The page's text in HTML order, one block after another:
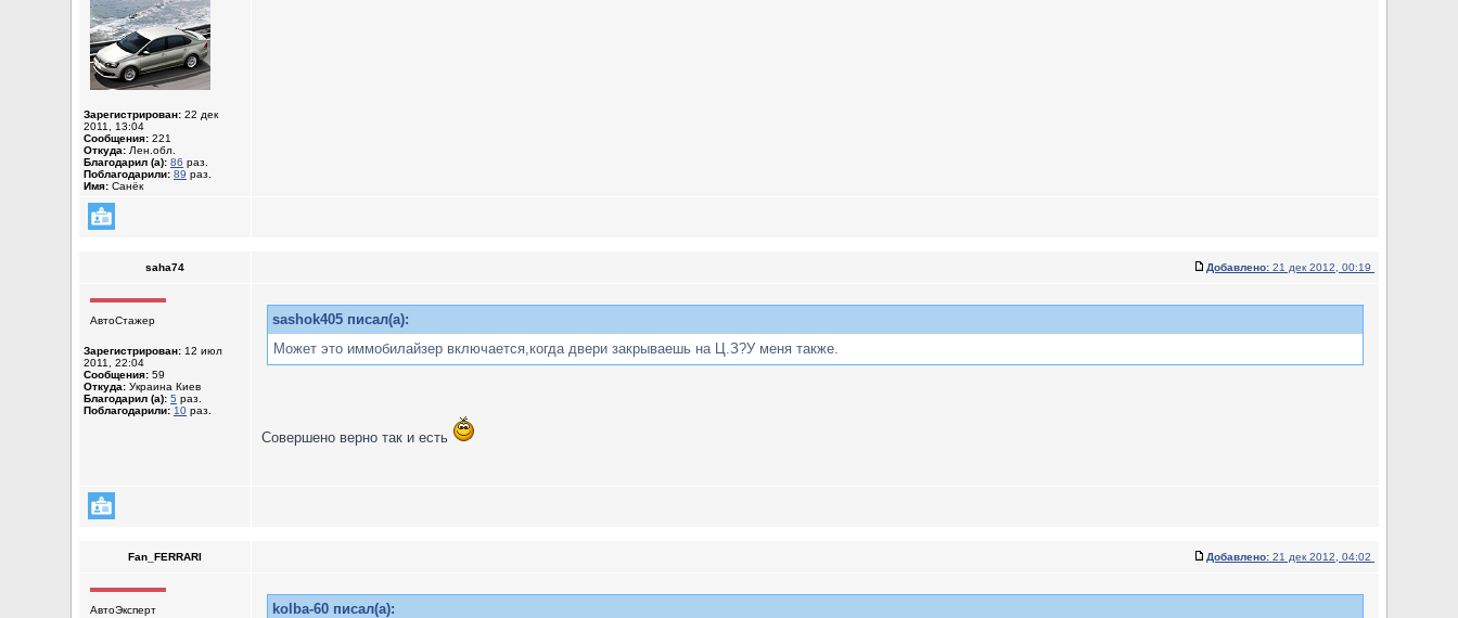
Зарегистрирован: 22 дек
2011, 13:04
Сообщения: 221
Откуда: Лен.обл.
Благодарил (а): 86 раз.
Поблагодарили: 89 раз.
Имя: Санёк
saha74 Добавлено: 21 дек 2012, 00:19
АвтоСтажер
Зарегистрирован: 12 июл
2011, 22:04
Сообщения: 59
Откуда: Украина Киев
Благодарил (а): 5 раз.
Поблагодарили: 10 раз.
sashok405 писал(а):
Может это иммобилайзер включается,когда двери закрываешь на Ц.З?У меня также.
Совершено верно так и есть
Fan_FERRARI Добавлено: 21 дек 2012, 04:02
АвтоЭксперт kolba-60 писал(а):